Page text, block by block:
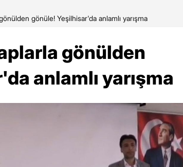
gönüle! Yeşilhisar'da anlamlı yarışma
gönülden
anlamlı yarışma